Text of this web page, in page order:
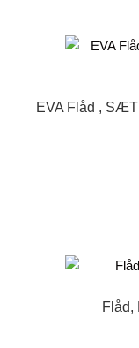
EVA Flåd ,
Flåd,